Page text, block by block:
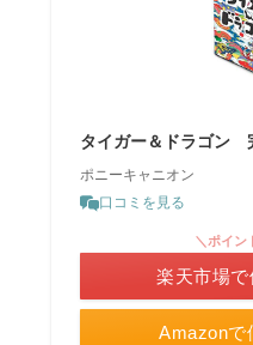
タイガー＆ドラゴン
ポニーキャニオン
口コミを見る
Amazonで
＼ポイン
楽天市場で